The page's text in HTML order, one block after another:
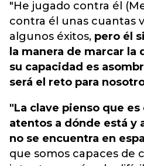
"He jugado contra él
contra él unas cuantas
algunos éxitos, pero él
la manera de marcar
su capacidad es
será el reto para
"La clave pienso que
atentos a dónde está y
no se encuentra en
que somos capaces de